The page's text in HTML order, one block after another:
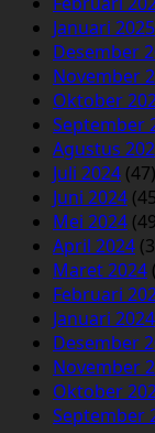
Januari 2025
Desember
November
Oktober
September
Agustus
Juli 2024 (47)
Juni 2024
Mei 2024
April 2024
Maret 2024
Februari
Januari 2024
Desember
November
Oktober
September